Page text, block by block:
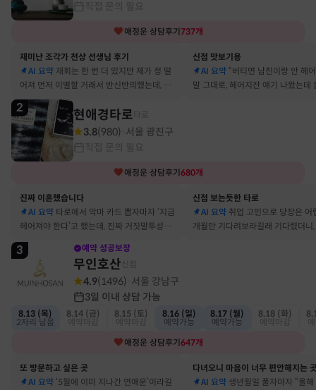
애정운 상담후기 737개
재미난 조각가 천상 선생님 후기
AI 요약 재회는 한 번 더 있지만 제가 정 떨
어져 먼저 이별할 거래서 반신반의했는데, 정
말 재회 후 제가 먼저 헤어지자고 했어요
신점 맛보기용
AI 요약 “버티면 남친이랑 안 헤
말 그대로, 헤어지잔 얘기 나왔는데
2 현애경타로
3.8(980) 서울 광진구
애정운 상담후기 680개
진짜 이혼했습니다
AI 요약 타로에서 악마 카드 뽑자마자 ‘지금
헤어져야 한다’고 했는데, 진짜 거짓말투성이
결혼 생활 끝에 이혼 숙고 중이에요
신점 보는듯한 타로
AI 요약 취업 고민으로 당장은 어
개월만 기다려보라길래 기다렸더니
3 예약 성공보장
무인호산
4.9(1496) 서울 강남구
3일 이내 상담 가능
8.13 (목)
2자리 남음
8.14 (금)
8.15 (토)
8.16 (일)
예약가능
8.17 (월)
예약가능
8.18 (화)
애정운 상담후기 647개
또 방문하고 싶은 곳
AI 요약 ‘5월에 이미 지나간 연애운’이라길
다녀오니 마음이 너무 편안해지는
AI 요약 생년월일 풀자마자 “올